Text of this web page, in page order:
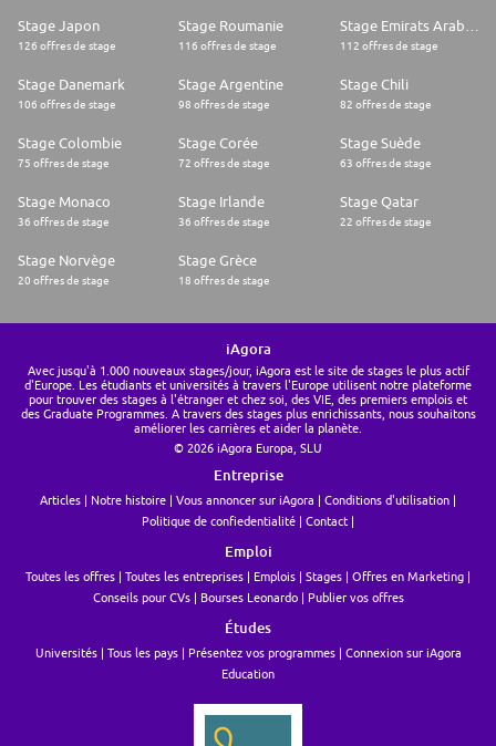
Stage Japon
126 offres de stage
Stage Roumanie
116 offres de stage 112 offres de stage
Stage Danemark
106 offres de stage
Stage Argentine
98 offres de stage
Stage Chili
82 offres de stage
Stage Colombie
75 offres de stage
Stage Corée
72 offres de stage
Stage Suède
63 offres de stage
Stage Monaco
36 offres de stage
Stage Irlande
36 offres de stage
Stage Qatar
22 offres de stage
Stage Norvège
20 offres de stage
Stage Grèce
18 offres de stage
iAgora
Avec jusqu'à 1.000 nouveaux stages/jour, iAgora est le site de stages le plus actif
d'Europe. Les étudiants et universités à travers l'Europe utilisent notre plateforme
pour trouver des stages à l'étranger et chez soi, des VIE, des premiers emplois et
des Graduate Programmes. A travers des stages plus enrichissants, nous souhaitons
améliorer les carrières et aider la planète.
© 2026 iAgora Europa, SLU
Entreprise
Articles Notre histoire Vous annoncer sur iAgora
Conditions d'utilisation
Politique de confiedentialité
Contact
Emploi
Toutes les offres Toutes les entreprises Emplois Stages
Offres en Marketing
Conseils pour CVs
Bourses Leonardo Publier vos offres
Études
Universités Tous les pays Présentez vos programmes
Connexion sur iAgora
Education